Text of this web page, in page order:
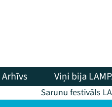
Arhīvs Viņi bija
Sarunu festivāls